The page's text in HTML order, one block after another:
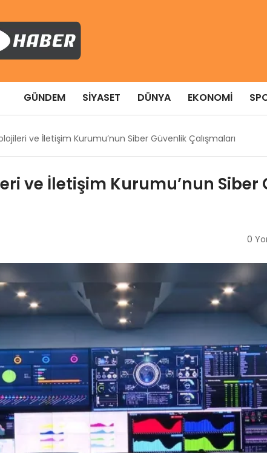
GÜNDEM SIYASET DÜNYA EKONOMI
ve İletişim Kurumu’nun Siber Güvenlik Çalışmaları
ve İletişim Kurumu’nun Siber
0